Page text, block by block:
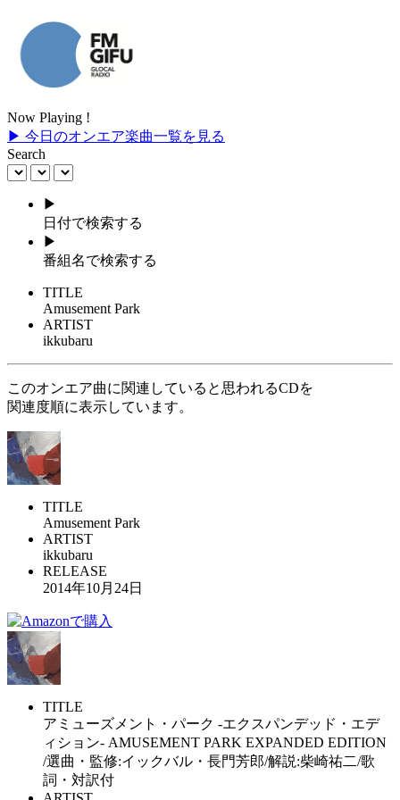
Now Playing !
▶ 今日のオンエア楽曲一覧を見る
Search
▶
日付で検索する
▶
番組名で検索する
TITLE
Amusement Park
ARTIST
ikkubaru
このオンエア曲に関連していると思われるCDを
関連度順に表示しています。
TITLE
Amusement Park
ARTIST
ikkubaru
RELEASE
2014年10月24日
TITLE
アミューズメント・パーク -エクスパンデッド・エデ
ィション- AMUSEMENT PARK EXPANDED EDITION
/選曲・監修:イックバル・長門芳郎/解説:柴崎祐二/歌
詞・対訳付